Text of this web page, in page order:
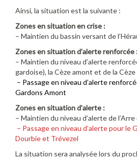
Ainsi, la situation est la suivante :
Zones en situation en crise :
– Maintien du bassin versant de
Zones en situation d’alerte renforcée
– Maintien du niveau d’alerte
gardoise), la Cèze amont et de la Cèze
– Passage en niveau d’alerte
Gardons Amont
Zones en situation d’alerte :
– Maintien du niveau d’alerte de
– Passage en niveau d’alerte pour le
Dourbie et Trévezel
La situation sera analysée lors du